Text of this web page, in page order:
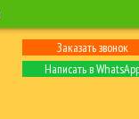
Заказать звонок
Написать в